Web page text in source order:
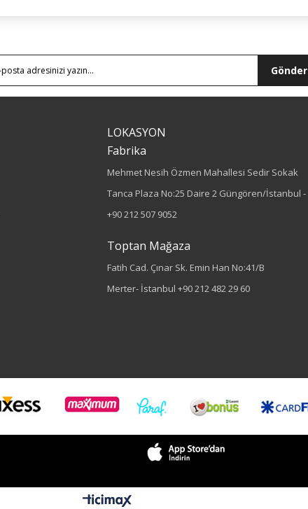
Sezon : YAZLIK
Krem
Gönder
LOKASYON
Fabrika
Mehmet Nesih Özmen Mahallesi Sedir Sokak
Tanca Plaza No:25 Daire 2 Güngören/İstanbul -
+90 212 507 9052
Toptan Mağaza
Fatih Cad. Çınar Sk. Emin Han No:41/B
Merter- İstanbul +90 212 482 29 60